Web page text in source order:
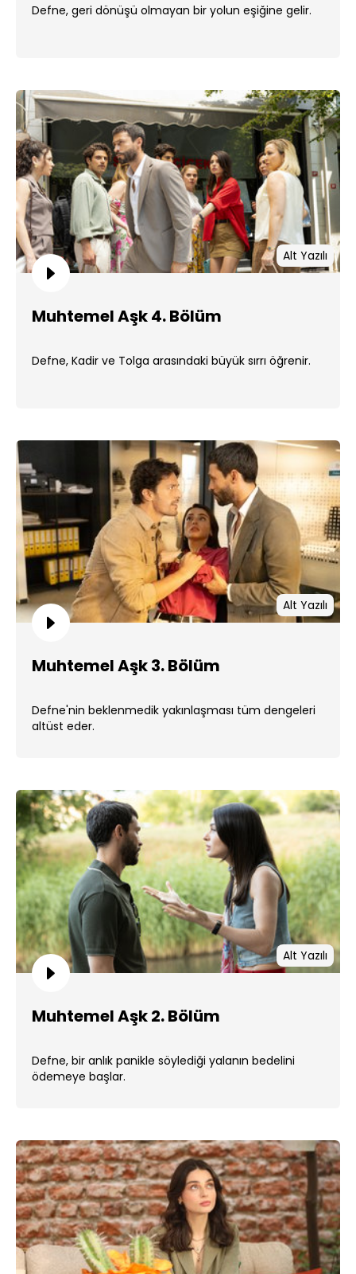
Defne, geri dönüşü olmayan bir yolun eşiğine gelir.
Alt Yazılı
Muhtemel Aşk 4. Bölüm
Defne, Kadir ve Tolga arasındaki büyük sırrı öğrenir.
Alt Yazılı
Muhtemel Aşk 3. Bölüm
Defne'nin beklenmedik yakınlaşması tüm dengeleri
altüst eder.
Alt Yazılı
Muhtemel Aşk 2. Bölüm
Defne, bir anlık panikle söylediği yalanın bedelini
ödemeye başlar.